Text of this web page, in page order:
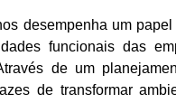
desempenha um
funcionais das
de um
de transformar